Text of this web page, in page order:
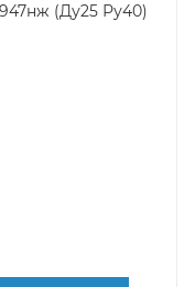
(Ду25 Ру40)